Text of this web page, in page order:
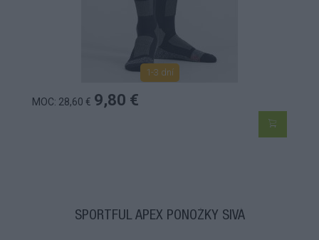
1-3 dní
MOC: 28,60 € 9,80 €
SPORTFUL APEX PONOŽKY SIVÁ